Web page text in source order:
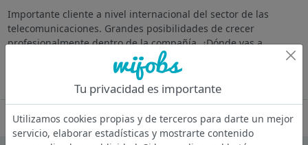
Importante cliente a nivel internacional del sector de las
telecomunicaciones. Grandes posibilidades de crecer
profesionalmente dentro de la compañía. ¿Dónde vas a
trabajar? Nuestro cliente es una gran organización
especializada en el sector de...
Oferta desactivada
Tu privacidad es importante
Utilizamos cookies propias y de terceros para darte un mejor
servicio, elaborar estadísticas y mostrarte contenido